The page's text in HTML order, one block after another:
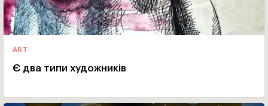
ART
Є два типи художників